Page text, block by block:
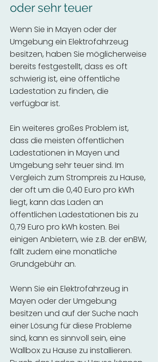
oder sehr teuer
Wenn Sie in Mayen oder der
Umgebung ein Elektrofahrzeug
besitzen, haben Sie möglicherweise
bereits festgestellt, dass es oft
schwierig ist, eine öffentliche
Ladestation zu finden, die
verfügbar ist.
Ein weiteres großes Problem ist,
dass die meisten öffentlichen
Ladestationen in Mayen und
Umgebung sehr teuer sind. Im
Vergleich zum Strompreis zu Hause,
der oft um die 0,40 Euro pro kWh
liegt, kann das Laden an
öffentlichen Ladestationen bis zu
0,79 Euro pro kWh kosten. Bei
einigen Anbietern, wie z.B. der enBW,
fällt zudem eine monatliche
Grundgebühr an.
Wenn Sie ein Elektrofahrzeug in
Mayen oder der Umgebung
besitzen und auf der Suche nach
einer Lösung für diese Probleme
sind, kann es sinnvoll sein, eine
Wallbox zu Hause zu installieren.